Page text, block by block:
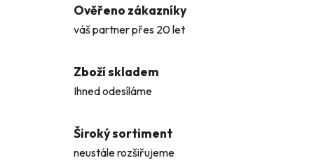
Ověřeno zákazníky
váš partner přes 20 let
Zboží skladem
Ihned odesíláme
Široký sortiment
neustále rozšiřujeme